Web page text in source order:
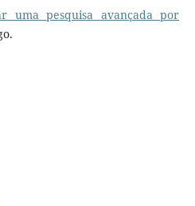
uma pesquisa avançada por